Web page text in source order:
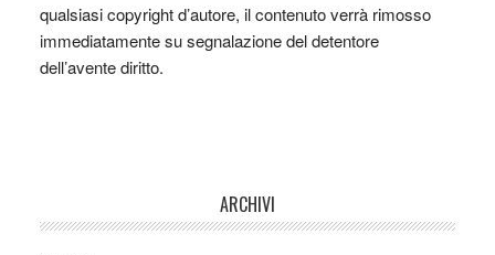
qualsiasi copyright d’autore, il contenuto verrà rimosso
immediatamente su segnalazione del detentore
dell’avente diritto.
ARCHIVI